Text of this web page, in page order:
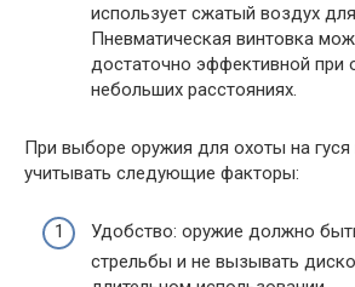
использует сжатый воздух
Пневматическая винтовка
достаточно эффективной при
небольших расстояниях.
При выборе оружия для охоты на гуся
учитывать следующие факторы:
Удобство: оружие должно
стрельбы и не вызывать